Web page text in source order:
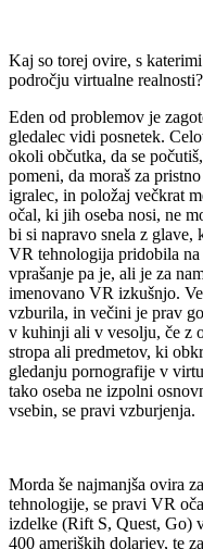
Kaj so torej ovire, s
področju virtualne realnosti?
Eden od problemov je
gledalec vidi posnetek.
okoli občutka, da se
pomeni, da moraš za
igralec, in položaj večkrat
očal, ki jih oseba nosi, ne
bi si napravo snela z glave,
VR tehnologija pridobila
vprašanje pa je, ali je za
imenovano VR izkušnjo.
vzburila, in večini je prav
v kuhinji ali v vesolju, če z
stropa ali predmetov, ki
gledanju pornografije v
tako oseba ne izpolni
vsebin, se pravi vzburjenja.
Morda še najmanjša ovira
tehnologije, se pravi VR
izdelke (Rift S, Quest, Go)
400 ameriških dolarjev, te